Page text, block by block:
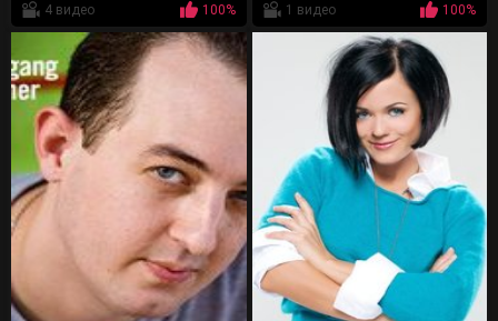
4 видео 100% 1 видео 100%